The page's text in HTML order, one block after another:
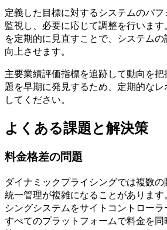
定義した目標に対するシステムのパ
監視し、必要に応じて調整を行いま
を定期的に見直すことで、システム
向上させます。
主要業績評価指標を追跡して動向を
題を早期に発見するため、定期的な
してください。
よくある課題と解決策
料金格差の問題
ダイナミックプライシングでは複数
統一管理が複雑になることがありま
シングシステムをサイトコントローラ
すべてのプラットフォームで料金を